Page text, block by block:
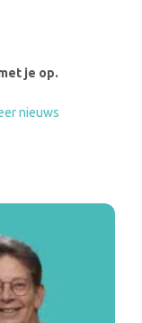
je op.
nieuws